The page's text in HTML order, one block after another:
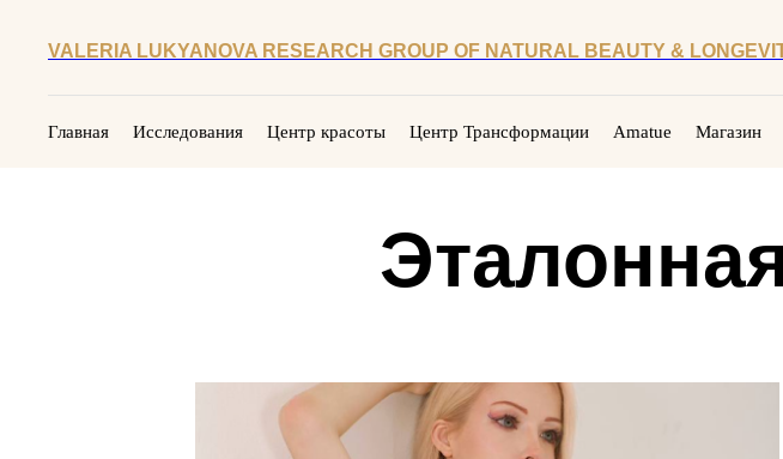
VALERIA LUKYANOVA RESEARCH GROUP OF NATURAL BEAUTY &
Главная Исследования Центр красоты Центр Трансформации Amatue Магазин